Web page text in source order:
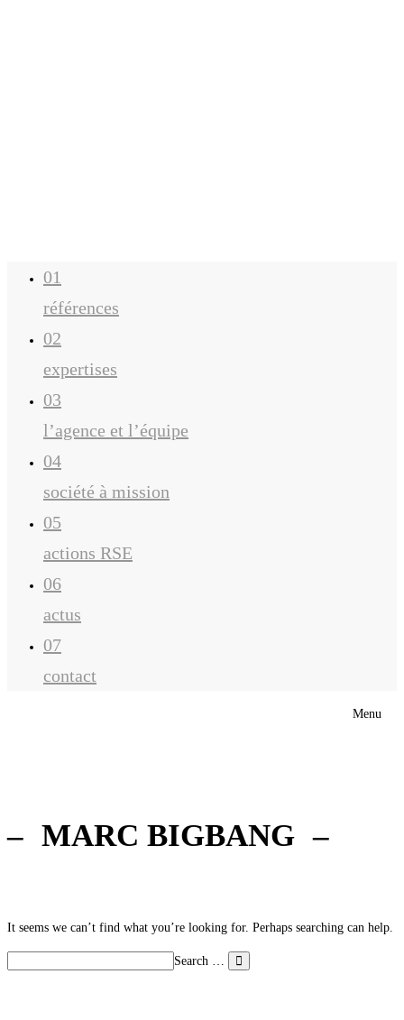
01
références
02
expertises
03
l’agence et l’équipe
04
société à mission
05
actions RSE
06
actus
07
contact
Menu
MARC BIGBANG
It seems we can’t find what you’re looking for. Perhaps searching can help.
Search …